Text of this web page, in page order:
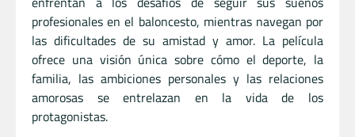
profesionales en el baloncesto, mientras navegan por
las dificultades de su amistad y amor. La película
ofrece una visión única sobre cómo el deporte, la
familia, las ambiciones personales y las relaciones
amorosas se entrelazan en la vida de los
protagonistas.